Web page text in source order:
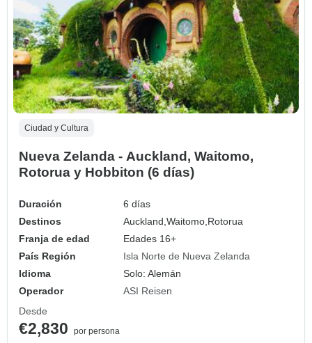
Ciudad y Cultura
Nueva Zelanda - Auckland, Waitomo,
Rotorua y Hobbiton (6 días)
Duración
6 días
Destinos
Auckland,Waitomo,Rotorua
Franja de edad
Edades 16+
País Región
Isla Norte de Nueva Zelanda
Idioma
Solo: Alemán
Operador
ASI Reisen
Desde
€2,830
por persona